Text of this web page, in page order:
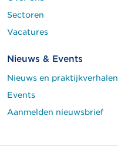
Sectoren
Vacatures
Nieuws & Events
Nieuws en praktijkverhalen
Events
Aanmelden nieuwsbrief